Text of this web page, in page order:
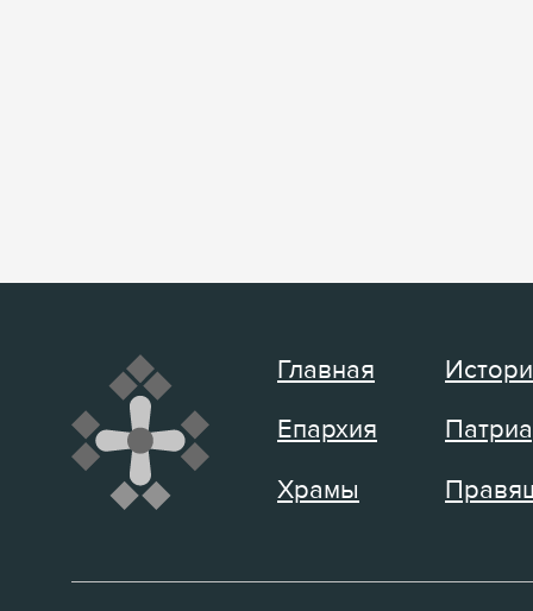
Главная
Епархия
Храмы